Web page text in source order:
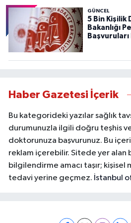
GÜNCEL
5 Bin Kişilik
Bakanlığı
Başvuruları
Haber Gazetesi İçerik
Bu kategorideki yazılar sağlık
durumunuzla ilgili doğru teşhis
doktorunuza başvurunuz. Bu
reklam içerebilir. Sitede yer alan
bilgilendirme amacı taşır; kişisel
tedavi yerine geçmez. İstanbul